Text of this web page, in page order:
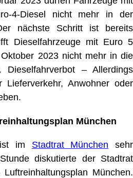
4-Diesel nicht mehr in der
nächste Schritt ist bereits
Dieselfahrzeuge mit Euro 5
2023 nicht mehr in die
Dieselfahrverbot – Allerdings
Lieferverkehr, Anwohner oder
München
ist im Stadtrat München sehr
diskutierte der Stadtrat
Luftreinhaltungsplan München.